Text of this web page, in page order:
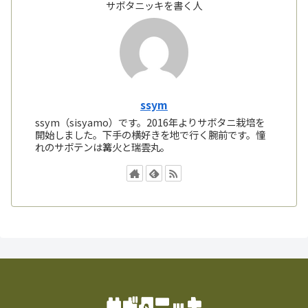
サボタニッキを書く人
ssym
ssym（sisyamo）です。2016年よりサボタニ栽培を
開始しました。下手の横好きを地で行く腕前です。憧
れのサボテンは篝火と瑞雲丸。